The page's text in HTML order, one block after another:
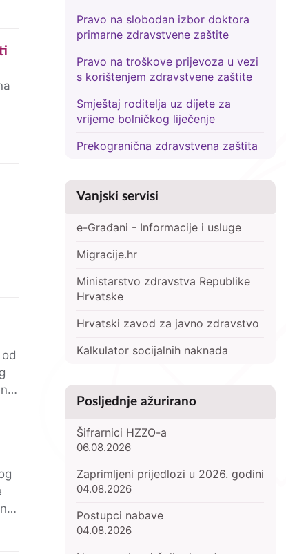
Pravo na slobodan izbor doktora
primarne zdravstvene zaštite
Pravo na troškove prijevoza u vezi
s korištenjem zdravstvene zaštite
Smještaj roditelja uz dijete za
vrijeme bolničkog liječenje
Prekogranična zdravstvena zaštita
Vanjski servisi
e-Građani - Informacije i usluge
Migracije.hr
Ministarstvo zdravstva Republike
Hrvatske
Hrvatski zavod za javno zdravstvo
Kalkulator socijalnih naknada
Posljednje ažurirano
Šifrarnici HZZO-a
06.08.2026
Zaprimljeni prijedlozi u 2026. godini
04.08.2026
Postupci nabave
04.08.2026